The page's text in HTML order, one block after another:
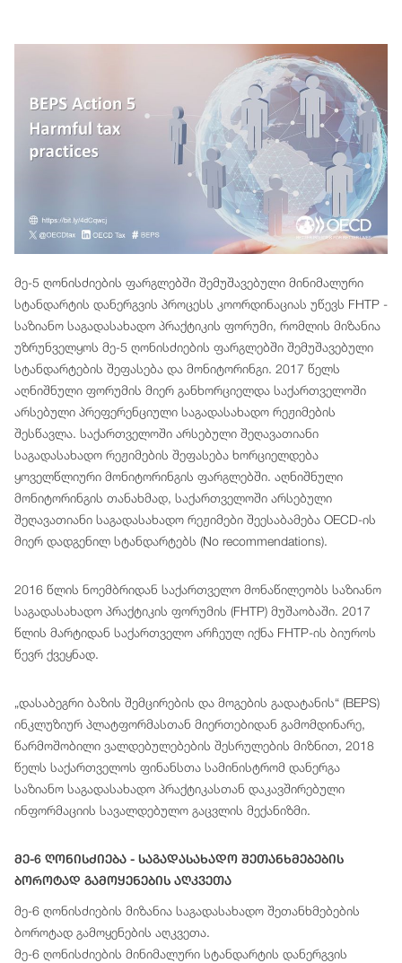
მე-5 ღონისძიების ფარგლებში შემუშავებული მინიმალური
სტანდარტის დანერგვის პროცესს კოორდინაციას უწევს FHTP -
საზიანო საგადასახადო პრაქტიკის ფორუმი, რომლის მიზანია
უზრუნველყოს მე-5 ღონისძიების ფარგლებში შემუშავებული
სტანდარტების შეფასება და მონიტორინგი. 2017 წელს
აღნიშნული ფორუმის მიერ განხორციელდა საქართველოში
არსებული პრეფერენციული საგადასახადო რეჟიმების
შესწავლა. საქართველოში არსებული შეღავათიანი
საგადასახადო რეჟიმების შეფასება ხორციელდება
ყოველწლიური მონიტორინგის ფარგლებში. აღნიშნული
მონიტორინგის თანახმად, საქართველოში არსებული
შეღავათიანი საგადასახადო რეჟიმები შეესაბამება OECD-ის
მიერ დადგენილ სტანდარტებს (No recommendations).
2016 წლის ნოემბრიდან საქართველო მონაწილეობს საზიანო
საგადასახადო პრაქტიკის ფორუმის (FHTP) მუშაობაში. 2017
წლის მარტიდან საქართველო არჩეულ იქნა FHTP-ის ბიუროს
წევრ ქვეყნად.
„დასაბეგრი ბაზის შემცირების და მოგების გადატანის“ (BEPS)
ინკლუზიურ პლატფორმასთან მიერთებიდან გამომდინარე,
წარმოშობილი ვალდებულებების შესრულების მიზნით, 2018
წელს საქართველოს ფინანსთა სამინისტრომ დანერგა
საზიანო საგადასახადო პრაქტიკასთან დაკავშირებული
ინფორმაციის სავალდებულო გაცვლის მექანიზმი.
Მე-6 Ღონისძიება - Საგადასახადო Შეთანხმებების
Ბოროტად Გამოყენების Აღკვეთა
მე-6 ღონისძიების მიზანია საგადასახადო შეთანხმებების
ბოროტად გამოყენების აღკვეთა.
მე-6 ღონისძიების მინიმალური სტანდარტის დანერგვის